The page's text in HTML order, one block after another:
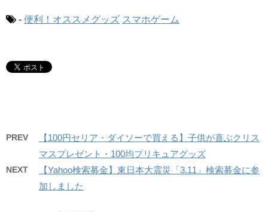
- 便利！オススメグッズ スマホゲーム
PREV
【100円セリア・ダイソーで買える】子供が喜ぶクリス
マスプレゼント・100均プリキュアグッズ
NEXT
【Yahoo検索募金】東日本大震災「3.11」検索募金に参
加しました